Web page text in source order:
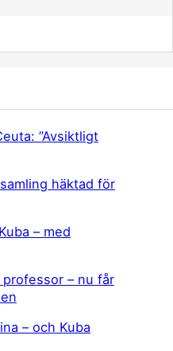
”Avsiktligt
häktad för
– med
– nu får
– och Kuba